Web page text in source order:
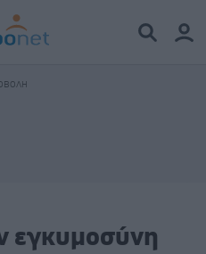
εγκυμοσύνη